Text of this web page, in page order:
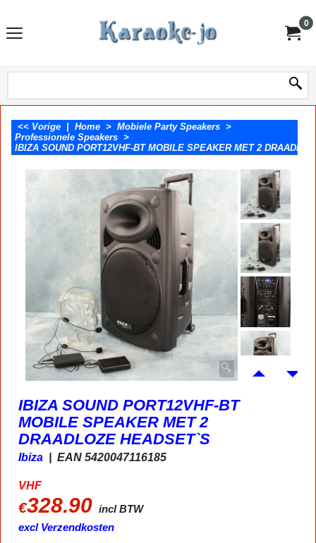
0
<< Vorige Home > Mobiele Party Speakers >
Professionele Speakers >
IBIZA SOUND PORT12VHF-BT MOBILE SPEAKER MET 2
IBIZA SOUND PORT12VHF-BT
MOBILE SPEAKER MET 2
DRAADLOZE HEADSET`S
Ibiza EAN 5420047116185
VHF
€328.90 incl BTW
excl Verzendkosten